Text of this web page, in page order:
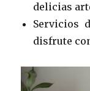
delicias
Servicios
disfrute